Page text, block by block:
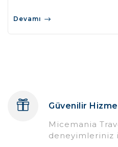
Devamı
Güvenilir
Micemania
deneyimleriniz